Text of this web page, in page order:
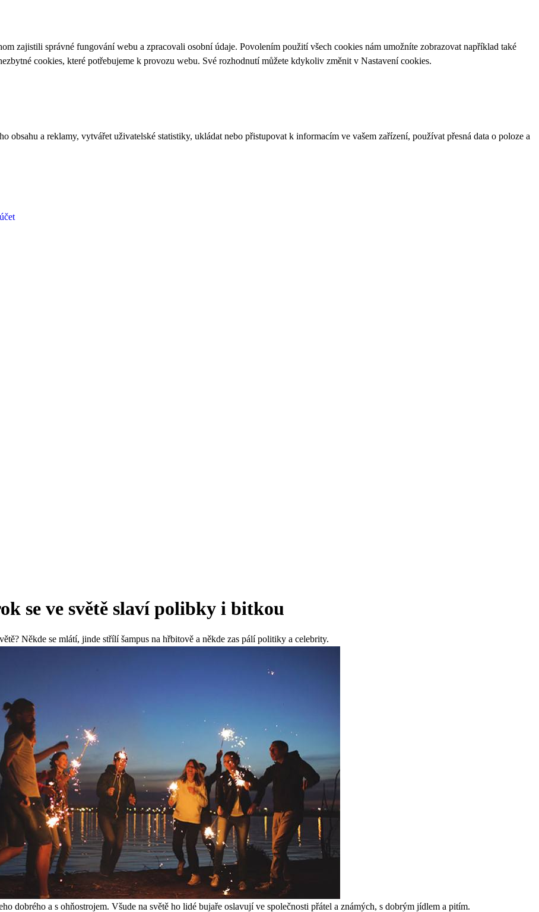
zajistili správné fungování webu a zpracovali osobní údaje. Povolením použití všech cookies nám umožníte zobrazovat například také
cookies, které potřebujeme k provozu webu. Své rozhodnutí můžete kdykoliv změnit v Nastavení cookies.
obsahu a reklamy, vytvářet uživatelské statistiky, ukládat nebo přistupovat k informacím ve vašem zařízení, používat přesná data o poloze a
se ve světě slaví polibky i bitkou
Někde se mlátí, jinde střílí šampus na hřbitově a někde zas pálí politiky a celebrity.
dobrého a s ohňostrojem. Všude na světě ho lidé bujaře oslavují ve společnosti přátel a známých, s dobrým jídlem a pitím.